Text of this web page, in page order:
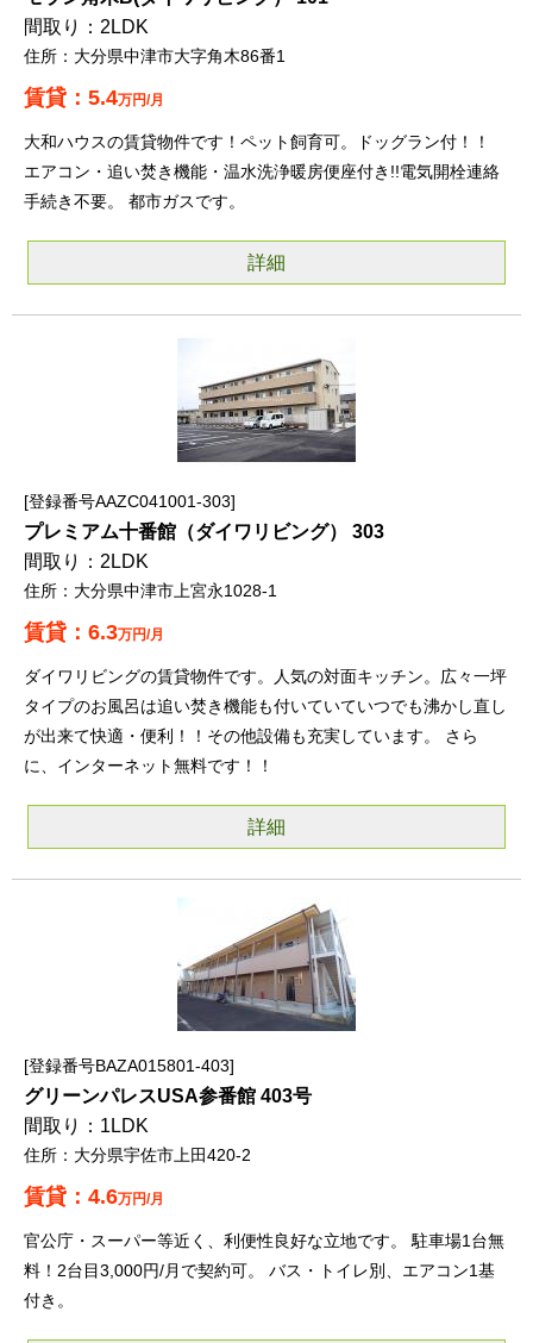
2LDK
大分県中津市大字角木86番1
5.4万円/月
大和ハウスの賃貸物件です！ペット飼育可。ドッグラン付！！
エアコン・追い焚き機能・温水洗浄暖房便座付き!!電気開栓連絡
手続き不要。 都市ガスです。
詳細
登録番号AAZC041001-303
プレミアム十番館（ダイワリビング） 303
2LDK
大分県中津市上宮永1028-1
6.3万円/月
ダイワリビングの賃貸物件です。人気の対面キッチン。広々一坪
タイプのお風呂は追い焚き機能も付いていていつでも沸かし直し
が出来て快適・便利！！その他設備も充実しています。 さら
に、インターネット無料です！！
詳細
登録番号BAZA015801-403
グリーンパレスUSA参番館 403号
1LDK
大分県宇佐市上田420-2
4.6万円/月
官公庁・スーパー等近く、利便性良好な立地です。 駐車場1台無
料！2台目3,000円/月で契約可。 バス・トイレ別、エアコン1基
付き。